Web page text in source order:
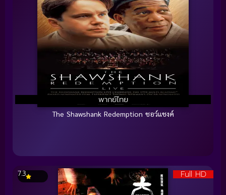
พากย์ไทย
The Shawshank Redemption ชอว์แชงค์
Full HD
7.3